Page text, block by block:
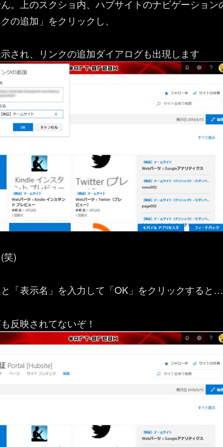
。上のスクショ内、ハブサイトのナビゲーション
の追加」をクリックし、
され、リンクの追加ダイアログも出現します
笑)
「表示名」を入力して「OK」をクリックすると…
反映されてないぞ！